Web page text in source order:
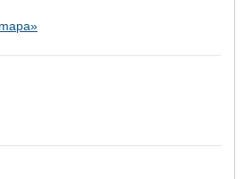
mapa»